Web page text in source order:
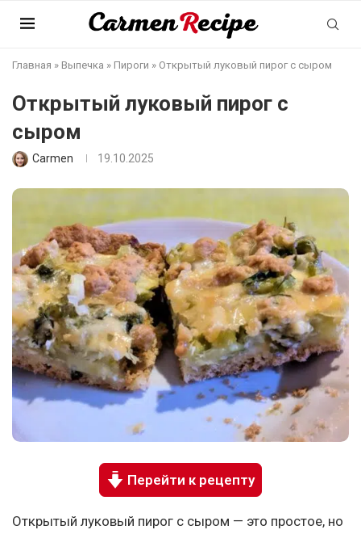
Главная » Выпечка » Пироги » Открытый луковый пирог с сыром
Открытый луковый пирог с
сыром
Carmen 19.10.2025
Перейти к рецепту
Открытый луковый пирог с сыром — это простое, но